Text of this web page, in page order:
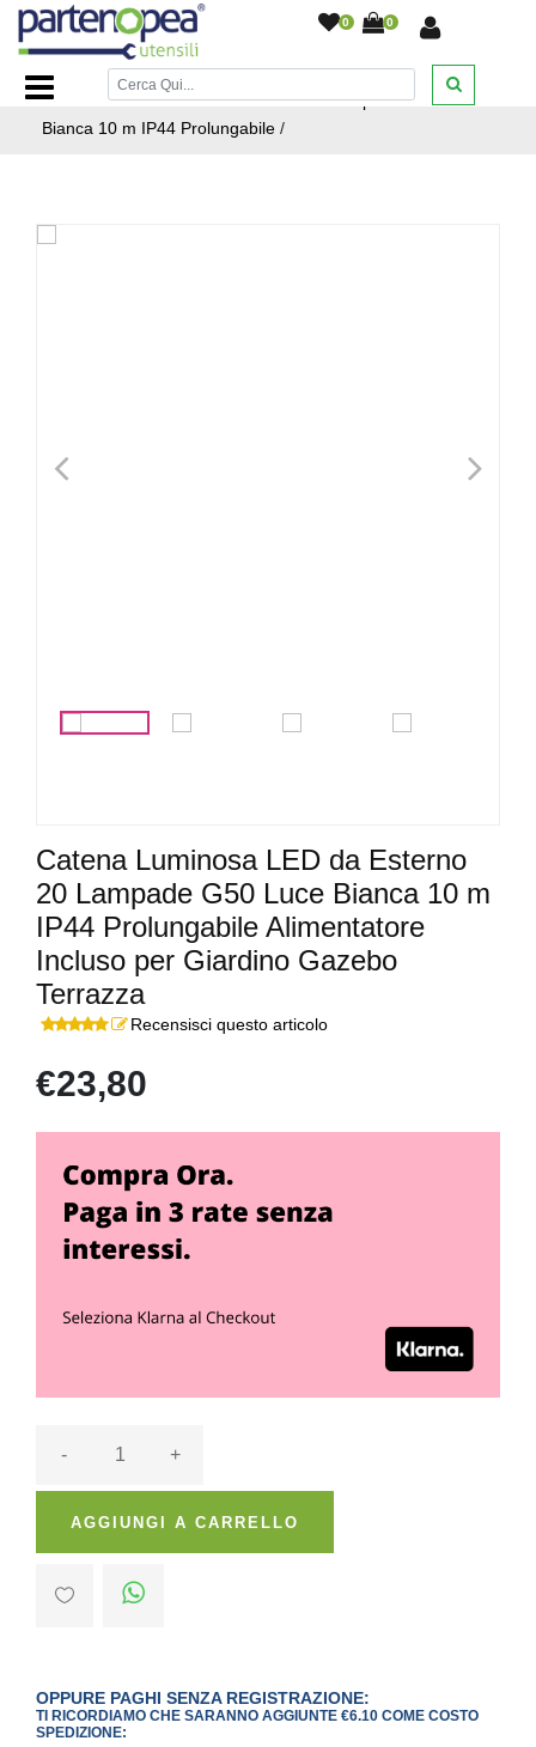
0 0
Home Page/ARTICOLI NATALIZI/CATENE LUMINOSE
Catena Luminosa LED da Esterno 20 Lampade G50 Luce
Bianca 10 m IP44 Prolungabile /
< >
Catena Luminosa LED da Esterno
20 Lampade G50 Luce Bianca 10 m
IP44 Prolungabile Alimentatore
Incluso per Giardino Gazebo
Terrazza
Recensisci questo articolo
€23,80
- +
AGGIUNGI A CARRELLO
OPPURE PAGHI SENZA REGISTRAZIONE:
TI RICORDIAMO CHE SARANNO AGGIUNTE €6.10 COME COSTO
SPEDIZIONE: